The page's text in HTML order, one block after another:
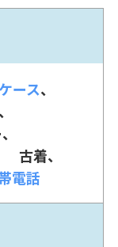
ース
古着
電話